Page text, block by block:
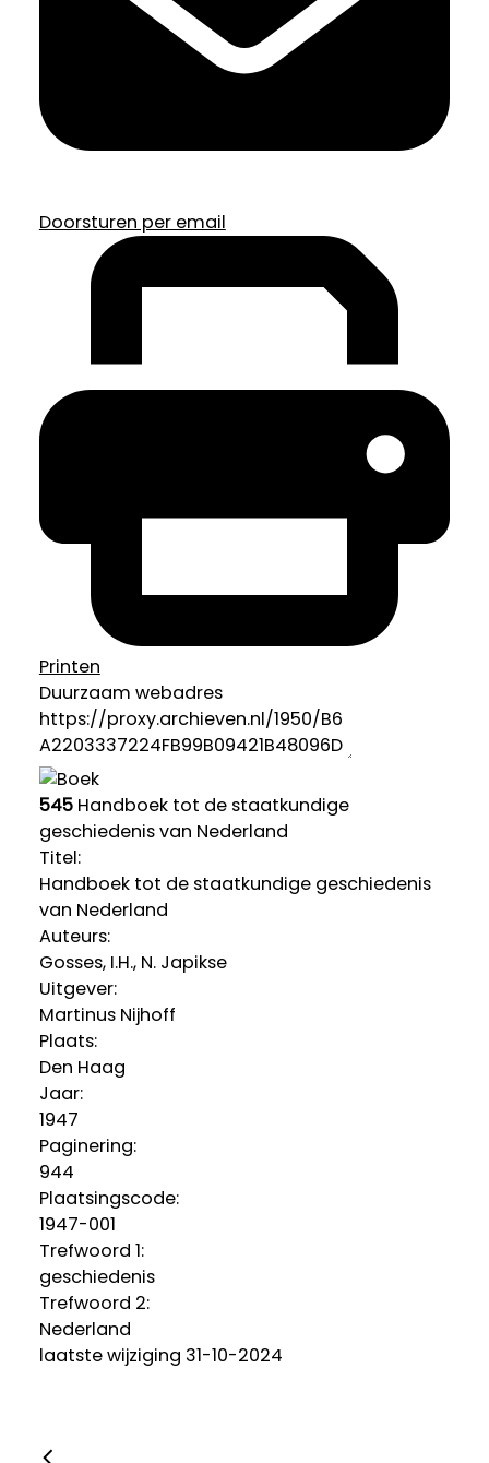
Doorsturen per email
Printen
Duurzaam webadres
545Handboek tot de staatkundige
geschiedenis van Nederland
Titel:
Handboek tot de staatkundige geschiedenis
van Nederland
Auteurs:
Gosses, I.H., N. Japikse
Uitgever:
Martinus Nijhoff
Plaats:
Den Haag
Jaar:
1947
Paginering:
944
Plaatsingscode:
1947-001
Trefwoord 1:
geschiedenis
Trefwoord 2:
Nederland
laatste wijziging 31-10-2024